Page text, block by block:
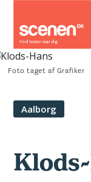
Foto taget af Grafiker
Aalborg